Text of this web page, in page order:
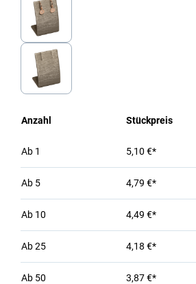
Anzahl Stückpreis
Ab 1 5,10 €*
Ab 5 4,79 €*
Ab 10 4,49 €*
Ab25 4,18 €*
Ab 50 3,87 €*